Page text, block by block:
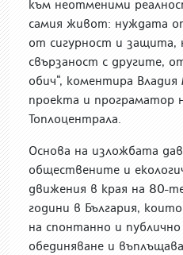
към неотменими
самия живот: нуждата
от сигурност и защита,
свързаност с другите,
обич“, коментира
проекта и програматор
Топлоцентрала.
Основа на изложбата
обществените и
движения в края на 80-
години в България,
на спонтанно и публично
обединяване и